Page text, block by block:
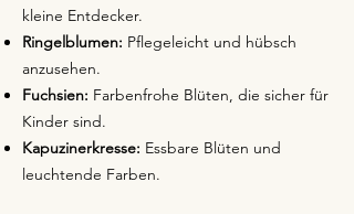
kleine Entdecker.
Ringelblumen: Pflegeleicht und hübsch
anzusehen.
Fuchsien: Farbenfrohe Blüten, die sicher für
Kinder sind.
Kapuzinerkresse: Essbare Blüten und
leuchtende Farben.